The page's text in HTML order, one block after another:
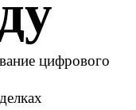
цифрового